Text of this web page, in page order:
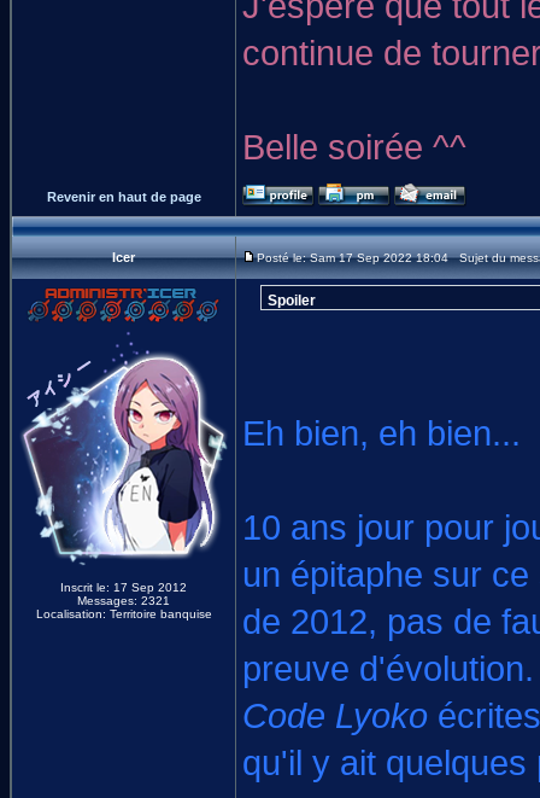
continue de
Belle soirée ^^
Revenir en haut de page
Icer Posté le: Sam 17 Sep 2022 18:04 Sujet du
Inscrit le: 17 Sep 2012
Messages: 2321
Localisation: Territoire banquise
Spoiler
Eh bien, eh bien...
10 ans jour pour
un épitaphe sur
de 2012, pas de
preuve
Code Lyoko
qu'il y ait